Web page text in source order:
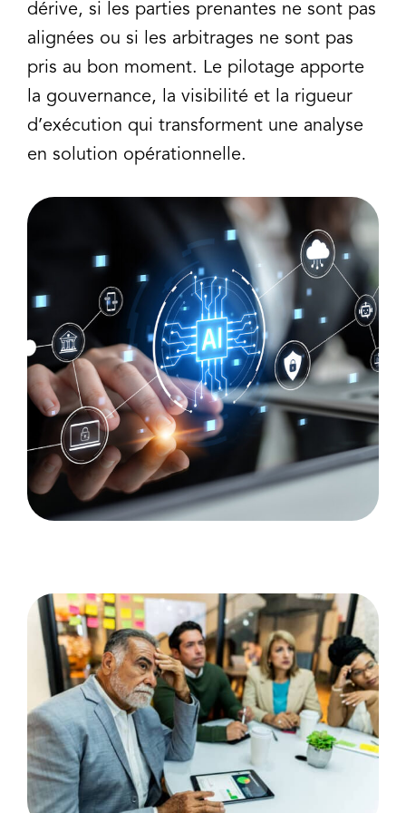
dérive, si les parties prenantes ne sont pas
alignées ou si les arbitrages ne sont pas
pris au bon moment. Le pilotage apporte
la gouvernance, la visibilité et la rigueur
d’exécution qui transforment une analyse
en solution opérationnelle.